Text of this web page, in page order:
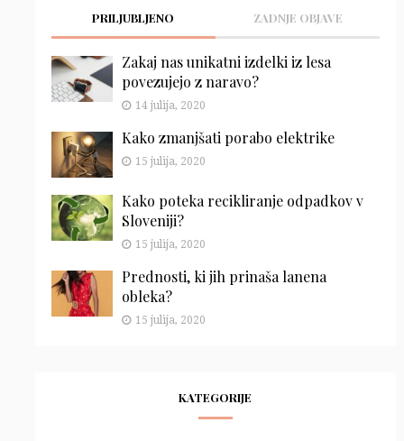
PRILJUBLJENO ZADNJE OBJAVE
Zakaj nas unikatni izdelki iz lesa
povezujejo z naravo?
14 julija, 2020
Kako zmanjšati porabo elektrike
15 julija, 2020
Kako poteka recikliranje odpadkov v
Sloveniji?
15 julija, 2020
Prednosti, ki jih prinaša lanena
obleka?
15 julija, 2020
KATEGORIJE